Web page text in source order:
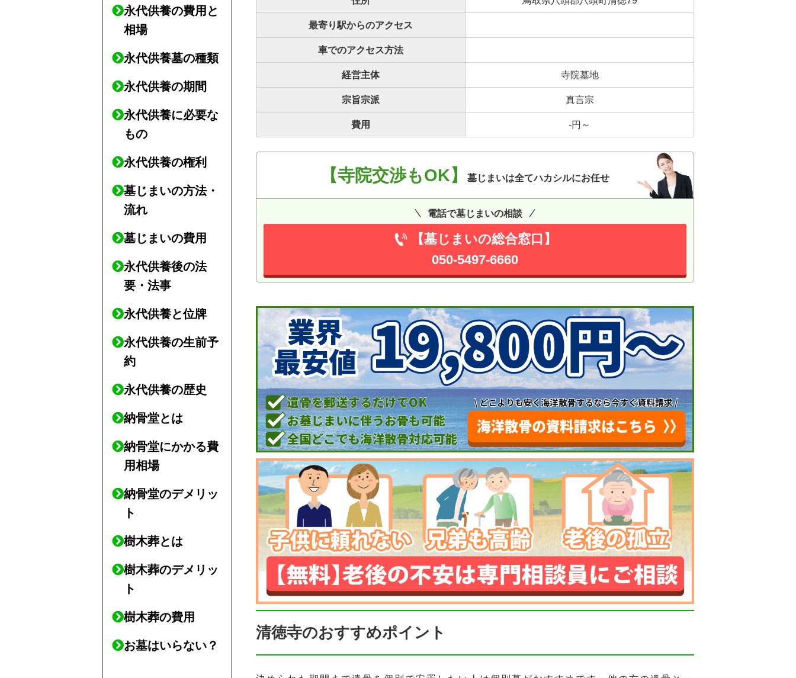
最寄り駅からのアクセス
車でのアクセス方法
経営主体 寺院墓地
宗旨宗派 真言宗
費用 -円～
【寺院交渉もOK】 墓じまいは全てハカシルにお任せ
電話で墓じまいの相談
【墓じまいの総合窓口】
050-5497-6660
清徳寺のおすすめポイント
永代供養の費用と
相場
永代供養墓の種類
永代供養の期間
永代供養に必要な
もの
永代供養の権利
墓じまいの方法・
流れ
墓じまいの費用
永代供養後の法
要・法事
永代供養と位牌
永代供養の生前予
約
永代供養の歴史
納骨堂とは
納骨堂にかかる費
用相場
納骨堂のデメリッ
ト
樹木葬とは
樹木葬のデメリッ
ト
樹木葬の費用
お墓はいらない？